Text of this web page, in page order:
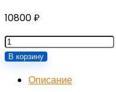
10800₽
Количество
товара
В корзину
Описание